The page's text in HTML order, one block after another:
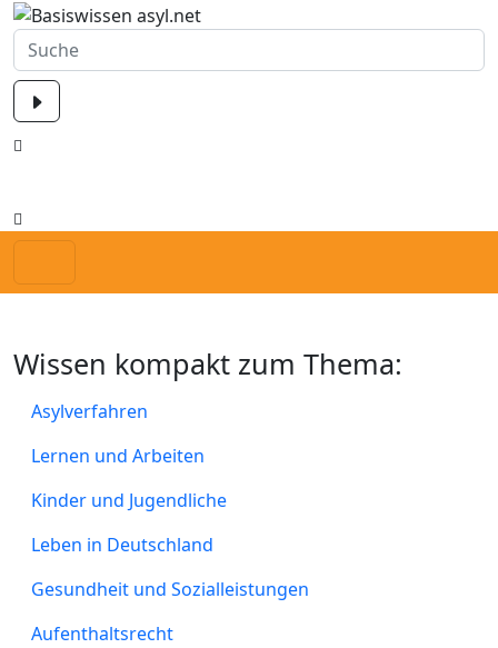
Wissen kompakt zum Thema:
Asylverfahren
Lernen und Arbeiten
Kinder und Jugendliche
Leben in Deutschland
Gesundheit und Sozialleistungen
Aufenthaltsrecht